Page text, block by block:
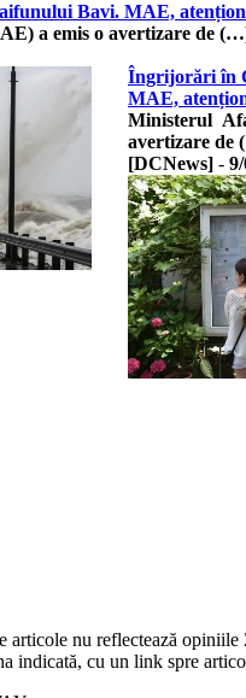
Bavi. MAE,
a emis o avertizare de
Îngrijorări în
MAE,
Ministerul
avertizare de
[DCNews] -
articole nu reflectează
indicată, cu un link spre